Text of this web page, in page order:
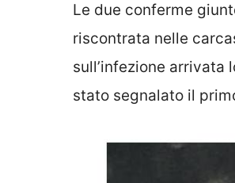
Le due conferme
riscontrata nelle
sull’infezione arrivata
stato segnalato il